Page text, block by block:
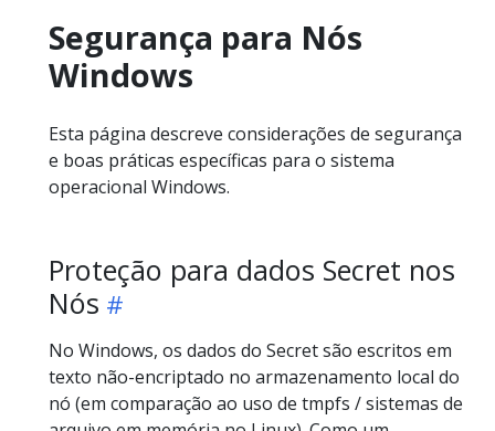
Segurança para Nós
Windows
Esta página descreve considerações de segurança
e boas práticas específicas para o sistema
operacional Windows.
Proteção para dados Secret nos
Nós
No Windows, os dados do Secret são escritos em
texto não-encriptado no armazenamento local do
nó (em comparação ao uso de tmpfs / sistemas de